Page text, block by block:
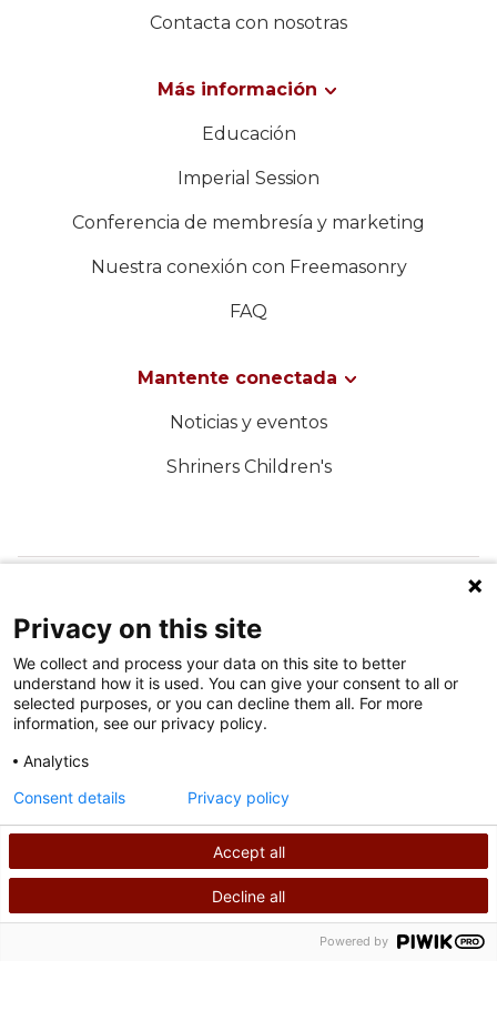
Contacta con nosotras
Más información
Educación
Imperial Session
Conferencia de membresía y marketing
Nuestra conexión con Freemasonry
FAQ
Mantente conectada
Noticias y eventos
Shriners Children's
política de privacidad
©2026 Derechos de autor de Shriners International
LLÁMANOS BUSCAR
Privacy on this site
We collect and process your data on this site to better
understand how it is used. You can give your consent to all or
selected purposes, or you can decline them all. For more
information, see our privacy policy.
Analytics
Accept all
Decline all
Consent details Privacy policy
Powered by